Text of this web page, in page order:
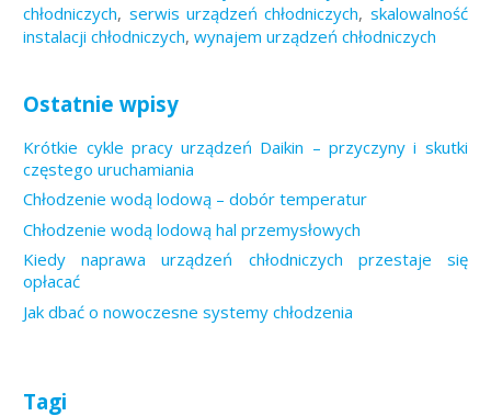
chłodniczych, serwis urządzeń chłodniczych, skalowalność
instalacji chłodniczych,wynajem urządzeń chłodniczych
Ostatnie wpisy
Krótkie cykle pracy urządzeń Daikin – przyczyny i skutki
częstego uruchamiania
Chłodzenie wodą lodową – dobór temperatur
Chłodzenie wodą lodową hal przemysłowych
Kiedy naprawa urządzeń chłodniczych przestaje się
opłacać
Jak dbać o nowoczesne systemy chłodzenia
Tagi